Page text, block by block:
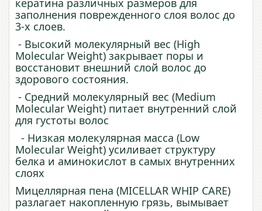
кератина различных размеров для
заполнения поврежденного слоя волос до
3-х слоев.
- Высокий молекулярный вес (High
Molecular Weight) закрывает поры и
восстановит внешний слой волос до
здорового состояния.
- Средний молекулярный вес (Medium
Molecular Weight) питает внутренний слой
для густоты волос
- Низкая молекулярная масса (Low
Molecular Weight) усиливает структуру
белка и аминокислот в самых внутренних
слоях
Мицеллярная пена (MICELLAR WHIP CARE)
разлагает накопленную грязь, вымывает